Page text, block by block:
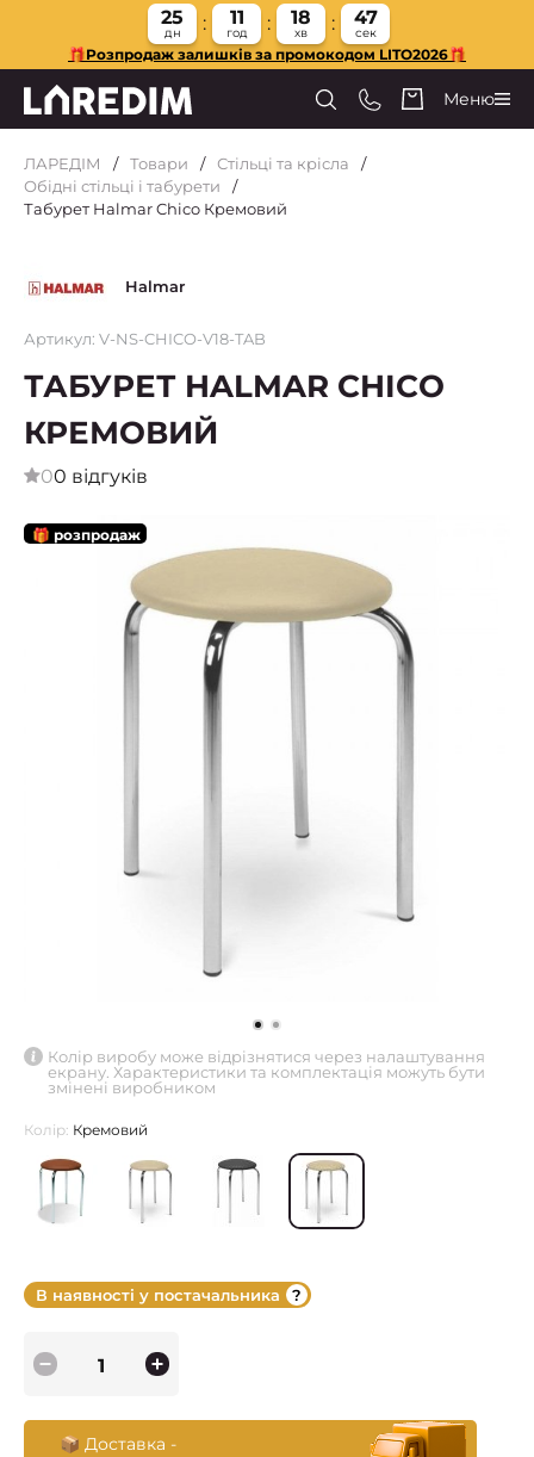
25
дн
11
год
18
хв
46
сек
🎁Розпродаж залишків за промокодом LITO2026🎁
Меню
ЛАРЕДІМ Товари
Стільці та крісла
Обідні стільці і табурети
Табурет Halmar Chico Кремовий
Halmar
Артикул: V-NS-CHICO-V18-TAB
ТАБУРЕТ HALMAR CHICO
КРЕМОВИЙ
00 відгуків
🎁 розпродаж
Колір виробу може відрізнятися через налаштування
екрану. Характеристики та комплектація можуть бути
змінені виробником
Колір: Кремовий
В наявності у постачальника
📦 Доставка -